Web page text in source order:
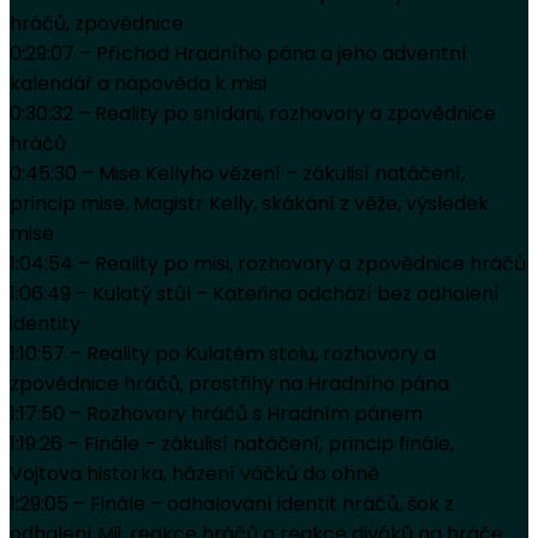
hráčů, zpovědnice
0:29:07 – Příchod Hradního pána a jeho adventní
kalendář a nápověda k misi
0:30:32 – Reality po snídani, rozhovory a zpovědnice
hráčů
0:45:30 – Mise Kellyho vězení – zákulisí natáčení,
princip mise, Magistr Kelly, skákání z věže, výsledek
mise
1:04:54 – Reality po misi, rozhovory a zpovědnice hráčů
1:06:49 – Kulatý stůl – Kateřina odchází bez odhalení
identity
1:10:57 – Reality po Kulatém stolu, rozhovory a
zpovědnice hráčů, prostřihy na Hradního pána
1:17:50 – Rozhovory hráčů s Hradním pánem
1:19:26 – Finále – zákulisí natáčení, princip finále,
Vojtova historka, házení váčků do ohně
1:29:05 – Finále – odhalování identit hráčů, šok z